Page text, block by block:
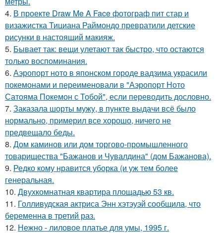
4. В проекте Draw Me A Face фотограф пит стар и
визажистка Тициана Раймондо превратили детские
рисунки в настоящий макияж.
5. Бывает так: вещи улетают так быстро, что остаются
только воспоминания.
6. Аэропорт ното в японском городе вадзима украсили
покемонами и переименовали в "Аэропорт Ното
Сатояма Покемон с Тобой", если переводить дословно.
7. Заказала шорты мужу, в пункте выдачи всё было
нормально, примерил все хорошо, ничего не
предвещало беды.
8. Дом каминов или дом торгово-промышленного
товарищества "Бажанов и Чувалдина" (дом Бажанова).
9. Редко кому нравится уборка (и уж тем более
генеральная.
10. Двухкомнатная квартира площадью 53 кв.
11. Голливудская актриса Энн хэтэуэй сообщила, что
беременна в третий раз.
12. Нежно - лиловое платье для умы, 1995 г.